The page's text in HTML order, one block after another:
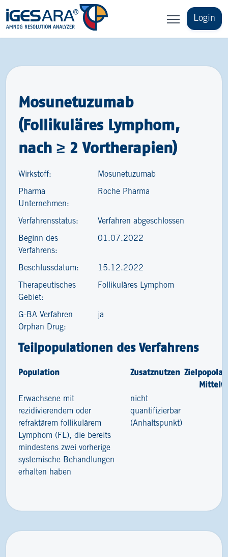
Login
Mosunetuzumab
(Follikuläres Lymphom,
nach ≥ 2 Vortherapien)
Wirkstoff: Mosunetuzumab
Pharma
Unternehmen:
Roche Pharma
Verfahrensstatus: Verfahren abgeschlossen
Beginn des
Verfahrens:
01.07.2022
Beschlussdatum: 15.12.2022
Therapeutisches
Gebiet:
Follikuläres Lymphom
G-BA Verfahren
Orphan Drug:
ja
Teilpopulationen des Verfahrens
Population Zusatznutzen
Erwachsene mit
rezidivierendem oder
refraktärem follikulärem
Lymphom (FL), die bereits
mindestens zwei vorherige
systemische Behandlungen
erhalten haben
nicht
quantifizierbar
(Anhaltspunkt)